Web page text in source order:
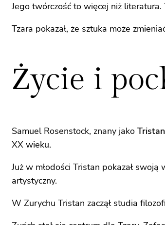
Jego twórczość to więcej niż
Tzara pokazał, że sztuka może
Życie i
Samuel Rosenstock, znany jako
XX wieku.
Już w młodości Tristan pokazał
artystyczny.
W Zurychu Tristan zaczął studia